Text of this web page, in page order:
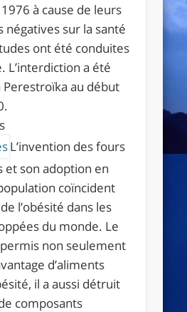
à cause de leurs
négatives sur la santé
ont été conduites
L’interdiction a été
Perestroïka au début
L’invention des fours
et son adoption en
coïncident
l’obésité dans les
du monde. Le
non seulement
d’aliments
il a aussi détruit
composants